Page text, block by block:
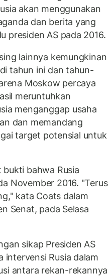
akan menggunakan
dan berita yang
presiden AS pada 2016.
lainnya kemungkinan
tahun ini dan tahun-
Moskow percaya
meruntuhkan
menganggap usaha
dan memandang
target potensial untuk
bahwa Rusia
November 2016. "Terus
kata Coats dalam
Senat, pada Selasa
sikap Presiden AS
intervensi Rusia dalam
antara rekan-rekannya